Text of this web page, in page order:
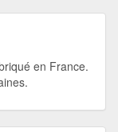
en France.